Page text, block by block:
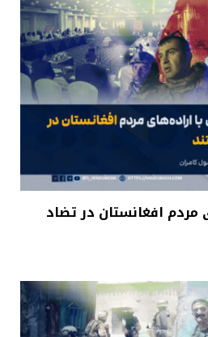
مردم افغانستان در تضاد